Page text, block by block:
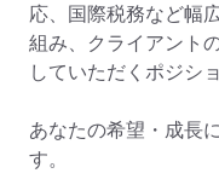
応、国際税務など幅
組み、クライアント
していただくポジシ
あなたの希望・成長
す。